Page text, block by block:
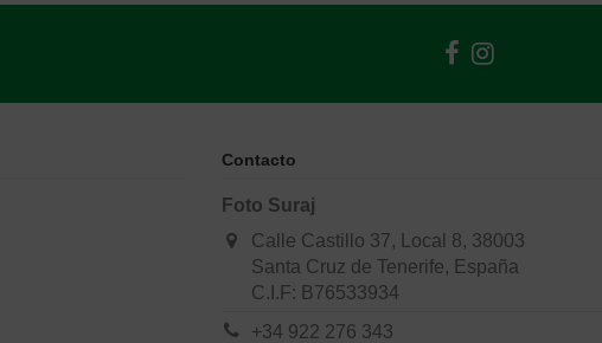
Contacto
Foto Suraj
Calle Castillo 37, Local 8, 38003
Santa Cruz de Tenerife, España
C.I.F: B76533934
+34 922 276 343